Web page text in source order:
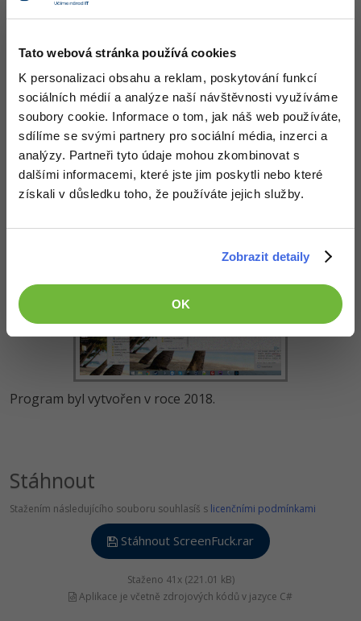
Tato webová stránka používá cookies
K personalizaci obsahu a reklam, poskytování funkcí
sociálních médií a analýze naší návštěvnosti využíváme
soubory cookie. Informace o tom, jak náš web používáte,
sdílíme se svými partnery pro sociální média, inzerci a
analýzy. Partneři tyto údaje mohou zkombinovat s
dalšími informacemi, které jste jim poskytli nebo které
získali v důsledku toho, že používáte jejich služby.
Zobrazit detaily
OK
Linux
Kybernetická bezpečnost
Elektronický podpis
Program byl vytvořen v roce 2018.
Stáhnout
Stažením následujícího souboru souhlasíš s licenčními podmínkami
Stáhnout ScreenFuck.rar
Staženo 41x (221.01 kB)
Aplikace je včetně zdrojových kódů v jazyce C#